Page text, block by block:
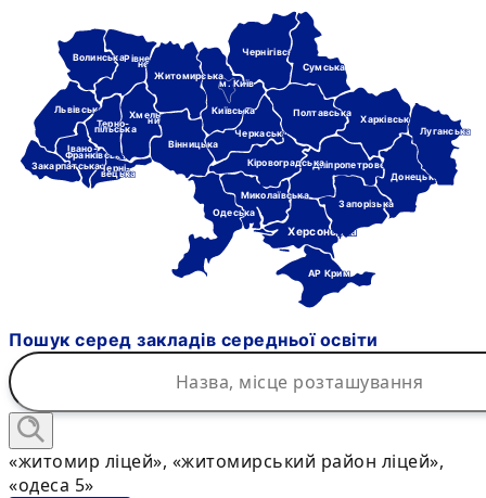
Черкаська
Чернігівська
Черні-
вецька
Дніпропетровська
Донецька
Івано-
Франківська
Харківська
Херсонська
Хмель-
ницька
Кіровоградська
АР Крим
Київська
м. Київ
Луганська
Львівська
Миколаївська
Одеська
Полтавська
Рівне-
нська Сумська
Терно-
пільська
Вінницька
Волинська
Закарпатська
Запорізька
Житомирська
Пошук серед закладів середньої освіти
«житомир ліцей», «житомирський район ліцей»,
«одеса 5»